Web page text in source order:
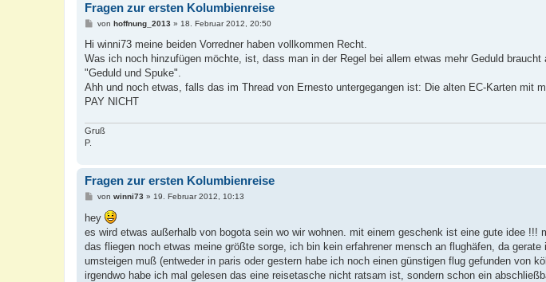
Fragen zur ersten Kolumbienreise
B
r
a
von hoffnung_2013 » 18. Februar 2012, 20:50
Hi winni73 meine beiden Vorredner haben vollkommen Recht.
Was ich noch hinzufügen möchte, ist, dass man in der Regel bei allem etwas mehr Geduld
"Geduld und Spuke".
Ahh und noch etwas, falls das im Thread von Ernesto untergegangen ist: Die alten EC-Karten mit
PAY NICHT
Gruß
P.
Fragen zur ersten Kolumbienreise
B
i
t
r
a
g
von winni73 » 19. Februar 2012, 10:13
hey
es wird etwas außerhalb von bogota sein wo wir wohnen. mit einem geschenk ist eine gute idee
das fliegen noch etwas meine größte sorge, ich bin kein erfahrener mensch an flughäfen, da
umsteigen muß (entweder in paris oder gestern habe ich noch einen günstigen flug gefunden von
irgendwo habe ich mal gelesen das eine reisetasche nicht ratsam ist, sondern schon ein